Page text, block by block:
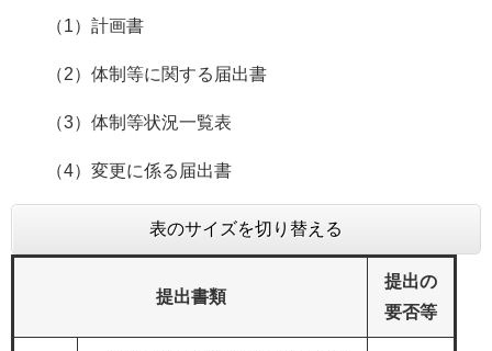
（1）計画書
（2）体制等に関する届出書
（3）体制等状況一覧表
（4）変更に係る届出書
表のサイズを切り替える
提出書類
提出の
要否等